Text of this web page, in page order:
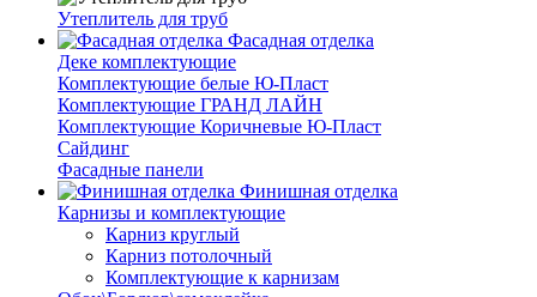
Утеплитель для труб
Фасадная отделка
Деке комплектующие
Комплектующие белые Ю-Пласт
Комплектующие ГРАНД ЛАЙН
Комплектующие Коричневые Ю-Пласт
Сайдинг
Фасадные панели
Финишная отделка
Карнизы и комплектующие
Карниз круглый
Карниз потолочный
Комплектующие к карнизам